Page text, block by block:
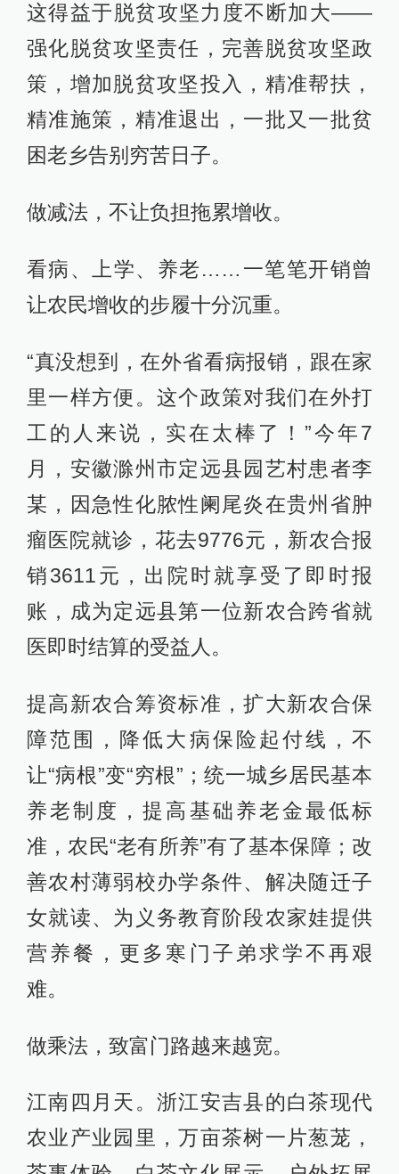
这得益于脱贫攻坚力度不断加大——
强化脱贫攻坚责任，完善脱贫攻坚政
策，增加脱贫攻坚投入，精准帮扶，
精准施策，精准退出，一批又一批贫
困老乡告别穷苦日子。
做减法，不让负担拖累增收。
看病、上学、养老……一笔笔开销曾
让农民增收的步履十分沉重。
“真没想到，在外省看病报销，跟在家
里一样方便。这个政策对我们在外打
工的人来说，实在太棒了！”今年7
月，安徽滁州市定远县园艺村患者李
某，因急性化脓性阑尾炎在贵州省肿
瘤医院就诊，花去9776元，新农合报
销3611元，出院时就享受了即时报
账，成为定远县第一位新农合跨省就
医即时结算的受益人。
提高新农合筹资标准，扩大新农合保
障范围，降低大病保险起付线，不
让“病根”变“穷根”；统一城乡居民基本
养老制度，提高基础养老金最低标
准，农民“老有所养”有了基本保障；改
善农村薄弱校办学条件、解决随迁子
女就读、为义务教育阶段农家娃提供
营养餐，更多寒门子弟求学不再艰
难。
做乘法，致富门路越来越宽。
江南四月天。浙江安吉县的白茶现代
农业产业园里，万亩茶树一片葱茏，